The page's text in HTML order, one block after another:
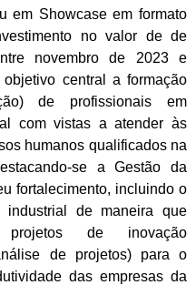
em Showcase em formato
no valor de de
novembro de 2023 e
central a formação
de profissionais em
com vistas a atender às
humanos qualificados na
se a Gestão da
fortalecimento, incluindo o
industrial de maneira que
de inovação
de projetos) para o
das empresas da